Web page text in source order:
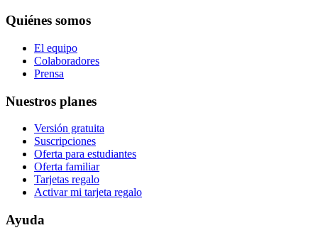
Quiénes somos
El equipo
Colaboradores
Prensa
Nuestros planes
Versión gratuita
Suscripciones
Oferta para estudiantes
Oferta familiar
Tarjetas regalo
Activar mi tarjeta regalo
Ayuda